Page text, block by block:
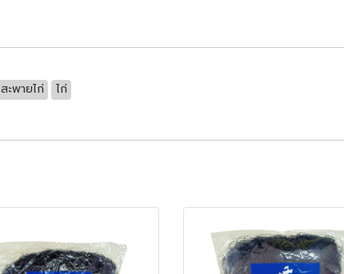
สะพายไก่ ไก่